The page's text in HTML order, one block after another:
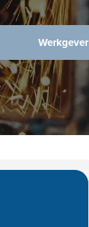
Werkgever